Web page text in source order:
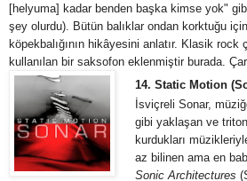
[helyuma] kadar benden başka kimse yok"
şey olurdu). Bütün balıklar ondan korktuğu
köpekbalığının hikâyesini anlatır. Klasik rock
kullanılan bir saksofon eklenmiştir burada.
14. Static Motion
İsviçreli Sonar,
gibi yaklaşan ve
kurdukları
az bilinen ama en
Sonic Architectures